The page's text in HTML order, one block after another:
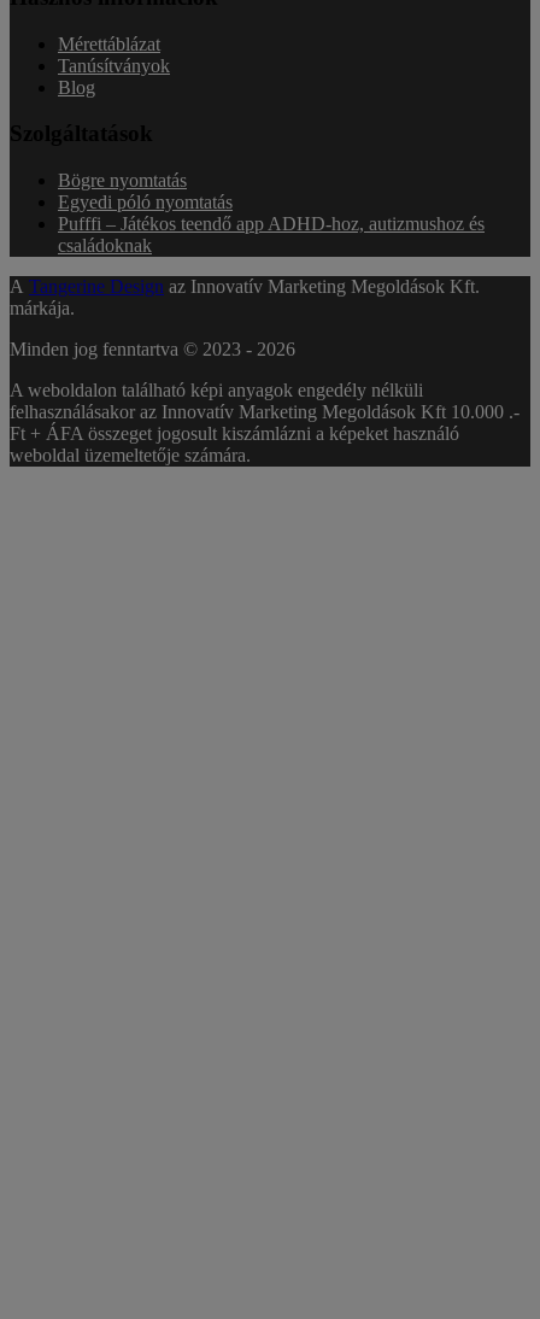
Mérettáblázat
Tanúsítványok
Blog
Szolgáltatások
Bögre nyomtatás
Egyedi póló nyomtatás
Pufffi – Játékos teendő app ADHD-hoz, autizmushoz és
családoknak
A Tangerine Design az Innovatív Marketing Megoldások Kft.
márkája.
Minden jog fenntartva © 2023 - 2026
A weboldalon található képi anyagok engedély nélküli
felhasználásakor az Innovatív Marketing Megoldások Kft 10.000 .-
Ft + ÁFA összeget jogosult kiszámlázni a képeket használó
weboldal üzemeltetője számára.